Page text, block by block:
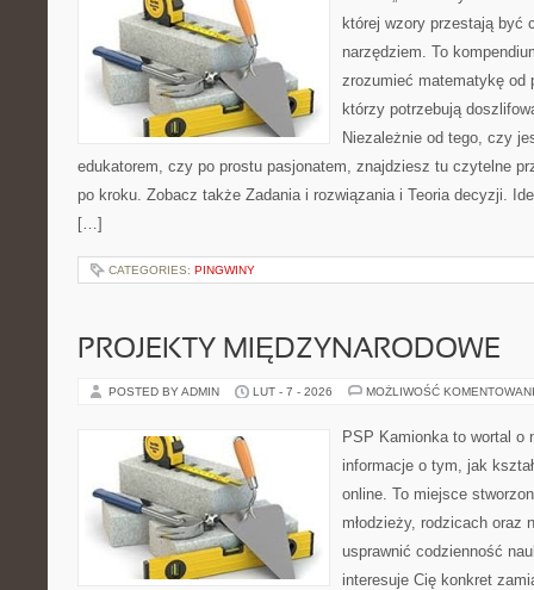
której wzory przestają być
narzędziem. To
zrozumieć matematykę od
którzy potrzebują
Niezależnie od tego, czy
edukatorem, czy po prostu pasjonatem, znajdziesz tu czytelne
po kroku. Zobacz także Zadania i rozwiązania i Teoria decyzji.
[…]
CATEGORIES: PINGWINY
PROJEKTY MIĘDZYNARODOWE
POSTED BY ADMIN LUT - 7 - 2026 MOŻLIWOŚĆ
PSP Kamionka to wortal o
informacje o tym, jak
online. To miejsce
młodzieży, rodzicach
usprawnić codzienność
interesuje Cię konkret